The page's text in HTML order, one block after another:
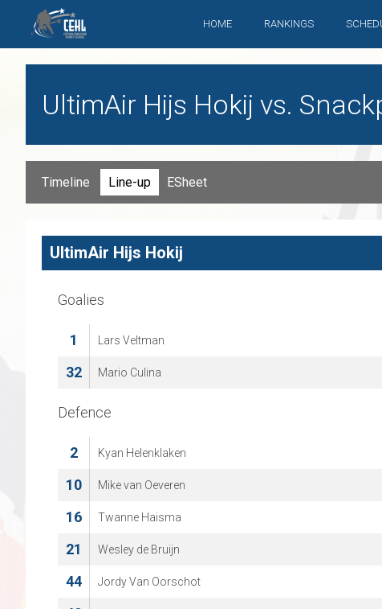
HOME RANKINGS
UltimAir Hijs Hokij vs.
Timeline Line-up ESheet
UltimAir Hijs Hokij
Goalies
1 Lars Veltman
32 Mario Culina
Defence
2 Kyan Helenklaken
10 Mike van Oeveren
16 Twanne Haisma
21 Wesley de Bruijn
44 Jordy Van Oorschot